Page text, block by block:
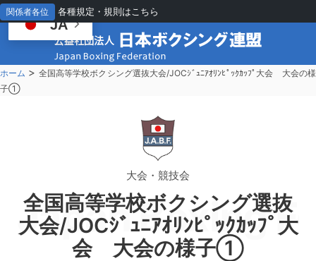
関係者各位 各種規定・規則はこちら
ホーム > 全国高等学校ボクシング選抜大会/JOCｼﾞｭﾆｱｵﾘﾝﾋﾟｯｸｶｯﾌﾟ大会 大会の様
子①
Japan Boxing
大会・競技会
全国高等学校ボクシング選抜
大会/JOCｼﾞｭﾆｱｵﾘﾝﾋﾟｯｸｶｯﾌﾟ大
会 大会の様子①
JA